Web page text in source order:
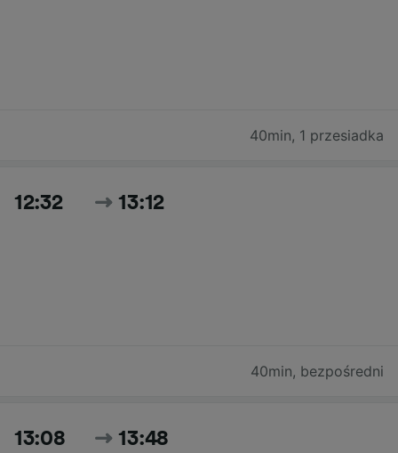
40min, 1 przesiadka
12:32 13:12
40min, bezpośredni
13:08 13:48